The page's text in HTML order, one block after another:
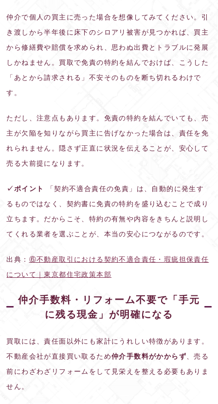
仲介で個人の買主に売った場合を想像してみてください。引
き渡しから半年後に床下のシロアリ被害が見つかれば、買主
から修繕費や賠償を求められ、思わぬ出費とトラブルに発展
しかねません。買取で免責の特約を結んでおけば、こうした
「あとから請求される」不安そのものを断ち切れるわけで
す。
ただし、注意点もあります。免責の特約を結んでいても、売
主が欠陥を知りながら買主に告げなかった場合は、責任を免
れられません。隠さず正直に状況を伝えることが、安心して
売る大前提になります。
✓ポイント
「契約不適合責任の免責」は、自動的に発生す
るものではなく、契約書に免責の特約を盛り込むことで成り
立ちます。だからこそ、特約の有無や内容をきちんと説明し
てくれる業者を選ぶことが、本当の安心につながるのです。
出典： ⑥不動産取引における契約不適合責任・瑕疵担保責任
について｜東京都住宅政策本部
仲介手数料・リフォーム不要で「手元
に残る現金」が明確になる
買取には、責任面以外にも家計にうれしい特徴があります。
不動産会社が直接買い取るため仲介手数料がかからず 、売る
前にわざわざリフォームをして見栄えを整える必要もありま
せん。